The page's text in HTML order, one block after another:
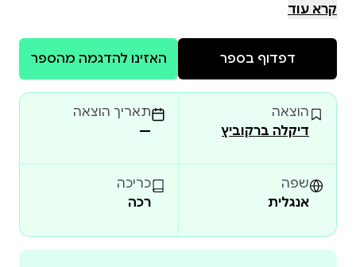
הספר מגיע עם כריכה רכה ודפי כרומו - להתאמה
Paperback with Chrome paper - printed and delivered
only in Israel
הספר ניתן לקניה כחלק מהסט השלם במחיר מבצע -
כאן באתר
קרא עוד
דפדוף בספר האזינו להדגמה מהספר
הוצאה
דיקלה ברקוביץ
תאריך הוצאה
—
שפה
אנגלית
כריכה
רכה